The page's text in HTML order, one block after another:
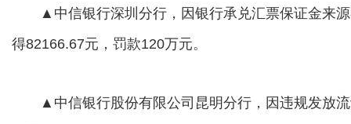
▲中信银行深圳分行，因银行承兑汇票保证金来源
得82166.67元，罚款120万元。
▲中信银行股份有限公司昆明分行，因违规发放流